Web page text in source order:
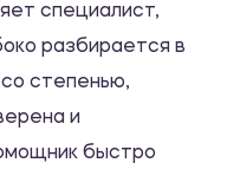
специалист,
разбирается в
степенью,
и
быстро